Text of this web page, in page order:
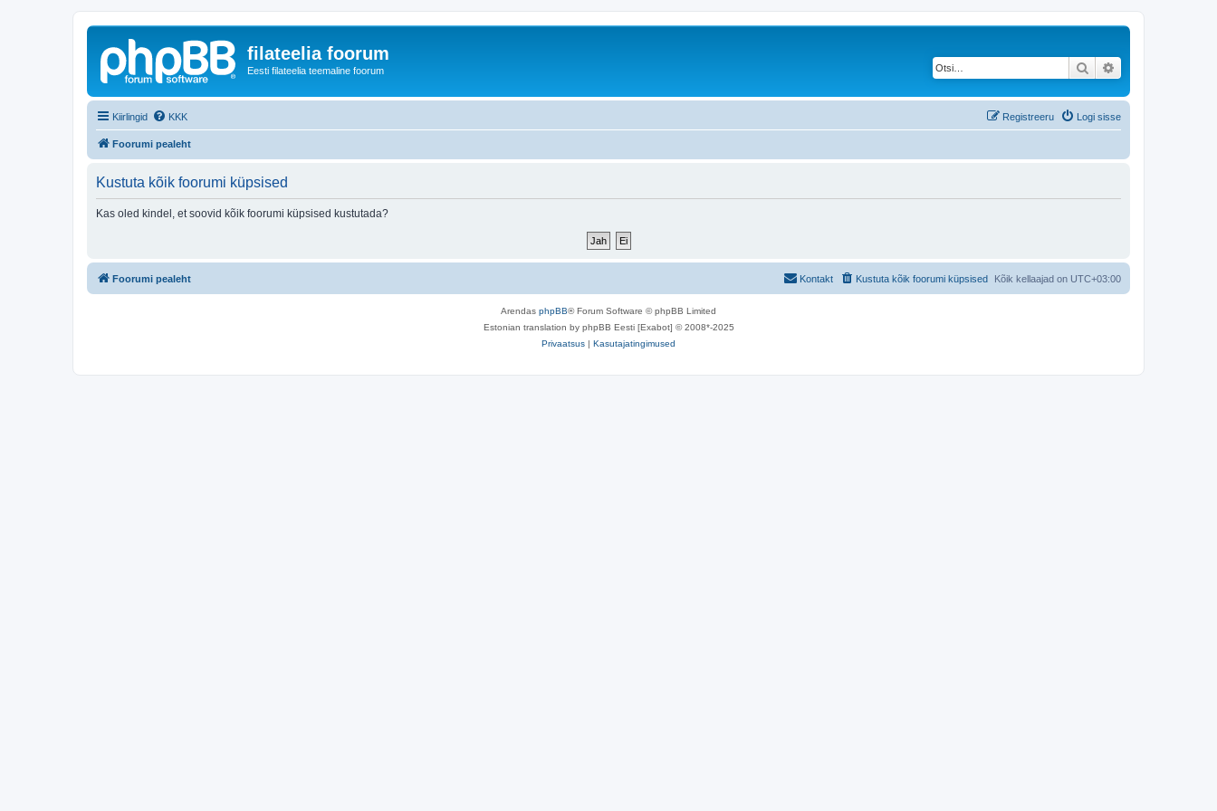
filateelia foorum
Eesti filateelia teemaline foorum Otsi
Kiirlingid KKK Logi sisse
Registreeru
Foorumi pealeht
Kustuta kõik foorumi küpsised
Kas oled kindel, et soovid kõik foorumi küpsised kustutada?
Foorumi pealeht Kõik kellaajad on UTC+03:00
Kustuta kõik foorumi küpsised
Kontakt
Arendas phpBB® Forum Software © phpBB Limited
Estonian translation by phpBB Eesti [Exabot] © 2008*-2025
Privaatsus | Kasutajatingimused